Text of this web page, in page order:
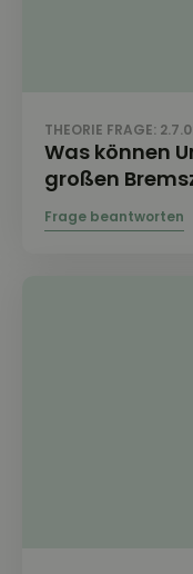
THEORIE FRAGE:
Was können
großen